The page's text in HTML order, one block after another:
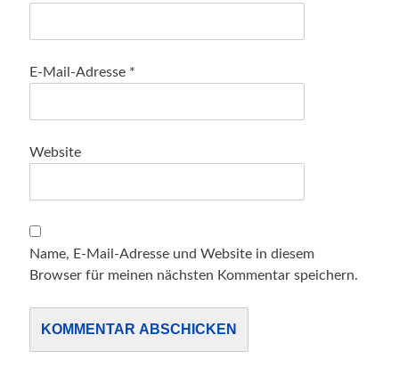
E-Mail-Adresse *
Website
Name, E-Mail-Adresse und Website in diesem
Browser für meinen nächsten Kommentar speichern.